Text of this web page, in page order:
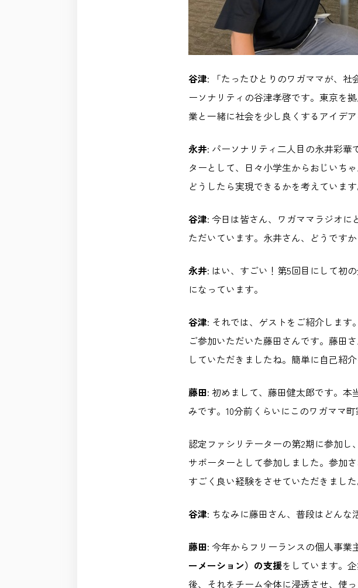
谷津: 「たったひとりのワガママが、
ーソナリティの谷津孝啓です。東京を
業と一緒に社会を少し良くするアイデ
永井: パーソナリティ二人目の永井彩華
ターとして、日々小学生からおじいち
どうしたら実現できるかを考えています
谷津: 今日は皆さん、ワガママラジオ
ただいています。永井さん、どうですか
永井: はい、すごい！第5回目にして初
になっています。
谷津: それでは、ゲストをご紹介しま
ご参加いただいた藤田さんです。藤田
していただきましたね。簡単に自己紹
藤田: 初めまして、藤田健太郎です。
みです。10分前くらいにこのワガママ
認定ファシリテーターの第2期に参加
サポーターとして参加しました。参加
すごく良い経験をさせていただきました
谷津: ちなみに藤田さん、普段はどんな
藤田: 今年からフリーランスの個人事業
ーメーション）の支援をしています。
後、それをチーム全体に浸透させ、使